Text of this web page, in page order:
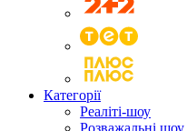
Категорії
Реаліті-шоу
Розважальні шоу